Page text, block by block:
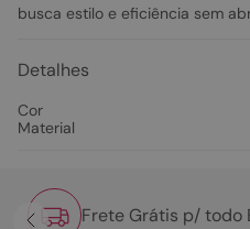
busca estilo e eficiência sem
Detalhes
Cor
Material
Frete Grátis p/ todo